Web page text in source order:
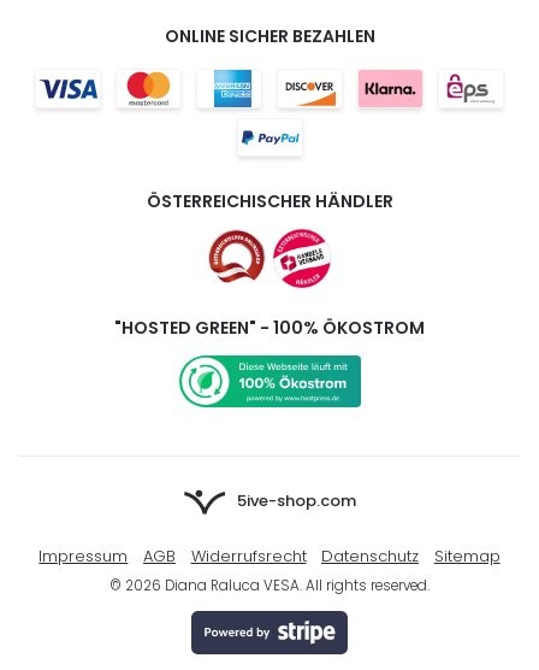
ONLINE SICHER BEZAHLEN
ÖSTERREICHISCHER HÄNDLER
"HOSTED GREEN" - 100% ÖKOSTROM
5ive-shop.com
Impressum AGB Widerrufsrecht Datenschutz Sitemap
© 2026 Diana Raluca VESA. All rights reserved.